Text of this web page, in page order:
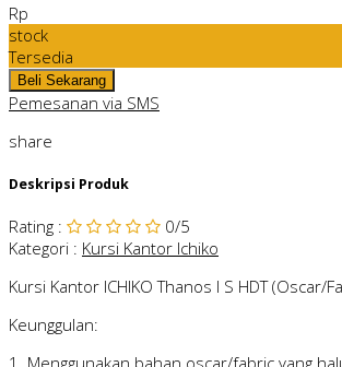
Rp
stock
Tersedia
Pemesanan via SMS
share
Deskripsi Produk
Rating : 0/5
Kategori : Kursi Kantor Ichiko
Kursi Kantor ICHIKO Thanos I S HDT (Oscar/
Keunggulan: